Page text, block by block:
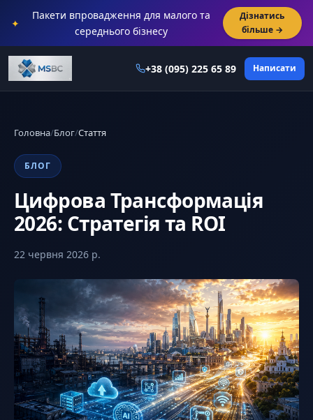
✦
Пакети впровадження для малого та
середнього бізнесу
Дізнатись
більше →
+38 (095) 225 65 89 Написати
Головна/Блог/Стаття
БЛОГ
Цифрова Трансформація
2026: Стратегія та ROI
22 червня 2026 р.